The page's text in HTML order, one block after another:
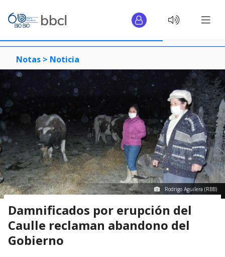
Notas > Noticia
Rodrigo Aguilera (RBB)
Damnificados por erupción del
Caulle reclaman abandono del
Gobierno